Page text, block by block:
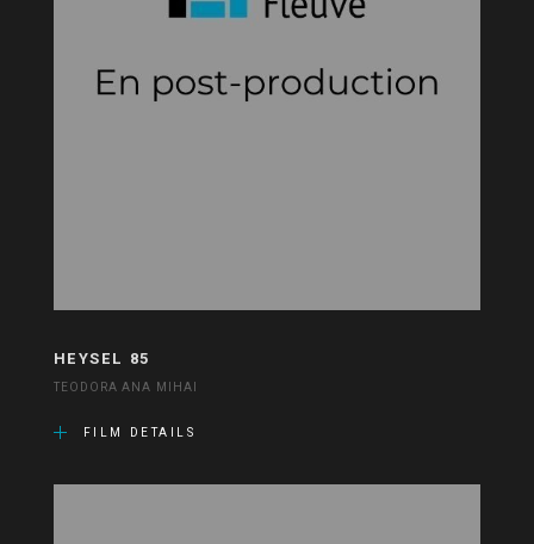
HEYSEL 85
TEODORA ANA MIHAI
FILM DETAILS